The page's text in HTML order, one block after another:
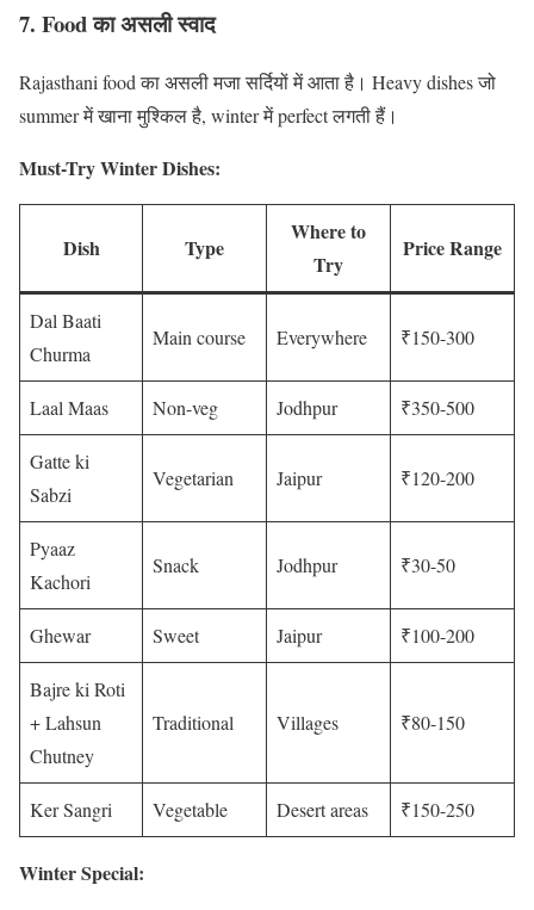
7. Food का असली स्वाद
Rajasthani food का असली मजा सर्दियों में आता है। Heavy dishes जो
summer में खाना मुश्किल है, winter में perfect लगती हैं।
Must-Try Winter Dishes:
Dish Type
Where to
Try
Price Range
Dal Baati
Churma
Main course Everywhere ₹150-300
Laal Maas Non-veg Jodhpur ₹350-500
Gatte ki
Sabzi
Vegetarian Jaipur ₹120-200
Pyaaz
Kachori
Snack Jodhpur ₹30-50
Ghewar Sweet Jaipur ₹100-200
Bajre ki Roti
+ Lahsun
Chutney
Traditional Villages ₹80-150
Ker Sangri Vegetable Desert areas ₹150-250
Winter Special: